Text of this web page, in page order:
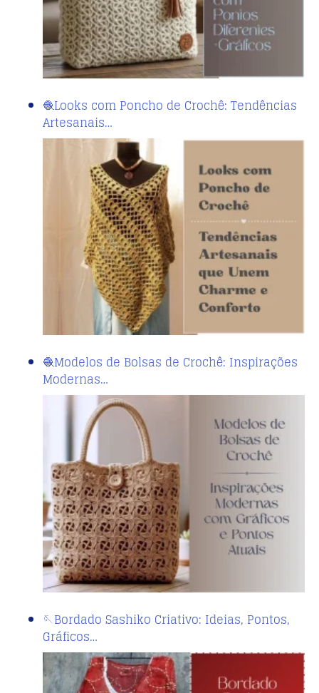
🧶Looks com Poncho de Crochê: Tendências
Artesanais…
🧶Modelos de Bolsas de Crochê: Inspirações
Modernas…
🪡Bordado Sashiko Criativo: Ideias, Pontos,
Gráficos…